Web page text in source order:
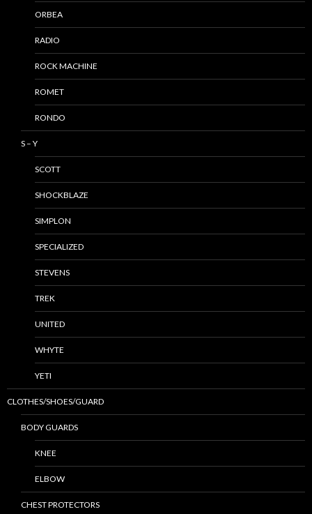
ORBEA
RADIO
ROCK MACHINE
ROMET
RONDO
S – Y
SCOTT
SHOCKBLAZE
SIMPLON
SPECIALIZED
STEVENS
TREK
UNITED
WHYTE
YETI
CLOTHES/SHOES/GUARD
BODY GUARDS
KNEE
ELBOW
CHEST PROTECTORS